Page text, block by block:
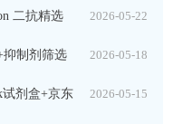
2026-05-22
二抗精选
2026-05-18
抑制剂筛选
2026-05-15
试剂盒+京东